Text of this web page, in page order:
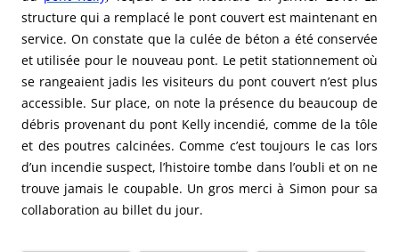
structure qui a remplacé le pont couvert est maintenant en
service. On constate que la culée de béton a été conservée
et utilisée pour le nouveau pont. Le petit stationnement où
se rangeaient jadis les visiteurs du pont couvert n’est plus
accessible. Sur place, on note la présence du beaucoup de
débris provenant du pont Kelly incendié, comme de la tôle
et des poutres calcinées. Comme c’est toujours le cas lors
d’un incendie suspect, l’histoire tombe dans l’oubli et on ne
trouve jamais le coupable. Un gros merci à Simon pour sa
collaboration au billet du jour.